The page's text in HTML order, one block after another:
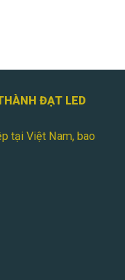
ĐẠT LED
tại Việt Nam, bao